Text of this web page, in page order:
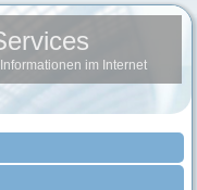
im Internet